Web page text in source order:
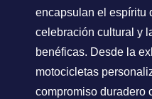
encapsulan el espíritu
celebración cultural y
benéficas. Desde la
motocicletas
compromiso duradero